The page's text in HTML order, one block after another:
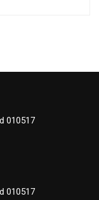
010517
010517